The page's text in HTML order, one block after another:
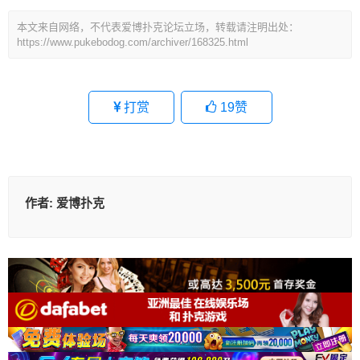
本文来自网络，不代表爱博扑克论坛立场，转载请注明出处：
https://www.pukebodog.com/archiver/168325.html
打赏 19赞
作者: 爱博扑克